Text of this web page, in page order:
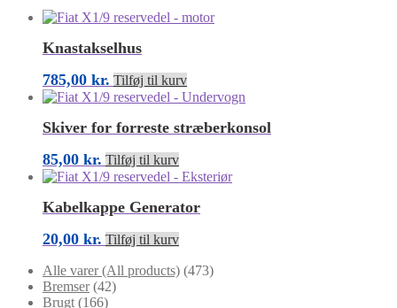
Knastakselhus
785,00 kr. Tilføj til kurv
Skiver for forreste stræberkonsol
85,00 kr. Tilføj til kurv
Kabelkappe Generator
20,00 kr. Tilføj til kurv
Alle varer (All products) (473)
Bremser (42)
Brugt (166)